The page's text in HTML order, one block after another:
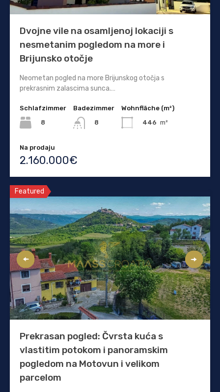
Dvojne vile na osamljenoj lokaciji s
nesmetanim pogledom na more i
Brijunsko otočje
Neometan pogled na more Brijunskog otočja s
prekrasnim zalascima sunca.…
Schlafzimmer
8
Badezimmer
8
Wohnfläche (m²)
446 m²
Na prodaju
2.160.000€
Featured
Prekrasan pogled: Čvrsta kuća s
vlastitim potokom i panoramskim
pogledom na Motovun i velikom
parcelom